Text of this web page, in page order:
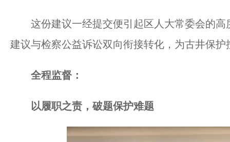
这份建议一经提交便引起区人大常委会的高
建议与检察公益诉讼双向衔接转化，为古井保护
全程监督：
以履职之责，破题保护难题